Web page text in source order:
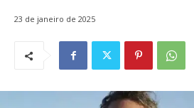
23 de janeiro de 2025